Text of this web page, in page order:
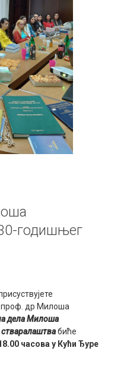
годишњег
др Милоша
дела Милоша
биће
часова у Кући Ђуре